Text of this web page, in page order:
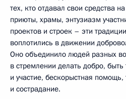
тех, кто отдавал свои средства
приюты, храмы, энтузиазм
проектов и строек – эти
воплотились в движении
Оно объединило людей разных
в стремлении делать добро,
и участие, бескорыстная помощь,
и сострадание.